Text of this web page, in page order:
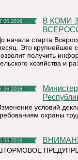
В КОМИ ЗАВЕРШАЕТСЯ ПОДГОТОВКА К
начала старта
Это крупнейшее
получить
хозяйства и
Министерство труда, занятости и социальной защиты
условий
охраны